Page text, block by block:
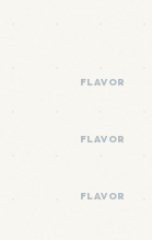
FLAVOR
FLAVOR
FLAVOR